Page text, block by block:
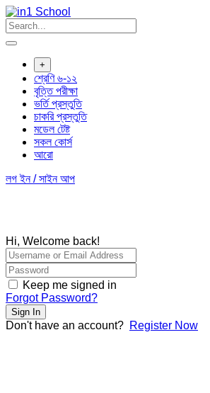
+
শ্রেণি ৬-১২
বৃত্তি পরীক্ষা
ভর্তি প্রস্তুতি
চাকরি প্রস্তুতি
মডেল টেষ্ট
সকল কোর্স
আরো
লগ ইন / সাইন আপ
Hi, Welcome back!
Keep me signed in
Forgot Password?
Sign In
Don't have an account? Register Now